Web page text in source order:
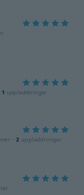
1 uppladdningar
· 2 uppladdningar